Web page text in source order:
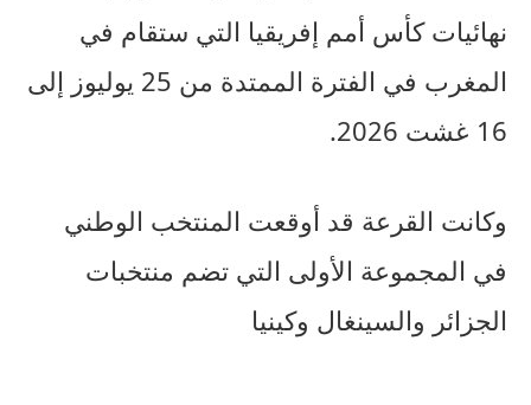
نهائيات كأس أمم إفريقيا التي ستقام في
المغرب في الفترة الممتدة من 25 يوليوز إلى
16 غشت 2026.
وكانت القرعة قد أوقعت المنتخب الوطني
في المجموعة الأولى التي تضم منتخبات
الجزائر والسينغال وكينيا